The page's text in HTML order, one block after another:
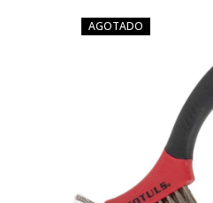
AGOTADO